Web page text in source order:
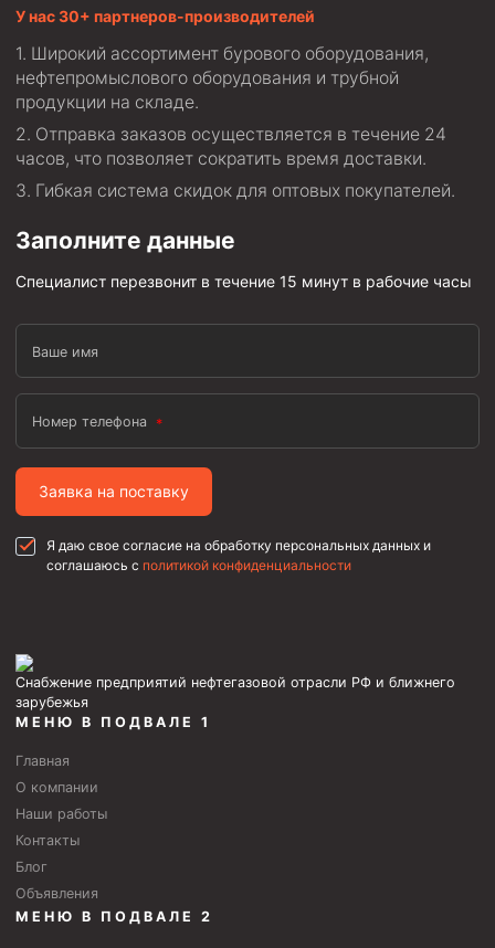
Штанголовки
Удочки ловильные
Труболовки
Шламометаллоуловитель ШМУ
Обурочный комплекс ОК
Фрезеры торцевые с фрезерующей воронкой и с
Магнитные ловители
Фрезеры арбузообразные
Фрезеры Барракуда
Райберы конусные
Фрезеры кольцевые
Клинья — отклонители
Быстроразъёмные соединения (БРС)
Стропы
Стропы канатные ВК
У нас 30+ партнеров-производителей
Широкий ассортимент бурового оборудования,
нефтепромыслового оборудования и трубной
продукции на складе.
Отправка заказов осуществляется в течение 24
часов, что позволяет сократить время доставки.
Гибкая система скидок для оптовых покупателей.
Заполните данные
Специалист перезвонит в течение 15 минут в рабочие часы
Ваше имя
Номер телефона
Заявка на поставку
Я даю свое согласие на обработку персональных данных и
соглашаюсь с политикой конфиденциальности
Снабжение предприятий нефтегазовой отрасли РФ и ближнего
зарубежья
МЕНЮ В ПОДВАЛЕ 1
Главная
О компании
Наши работы
Контакты
Блог
Объявления
МЕНЮ В ПОДВАЛЕ 2